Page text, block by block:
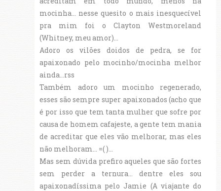
mocinha... nesse quesito o mais inesquecível
pra mim foi o Clayton Westmoreland
(Whitney, meu amor)...
Adoro os vilões doidos de pedra, se for
apaixonado pelo mocinho/mocinha melhor
ainda...rss
Também adoro um mocinho regenerado,
esses são sempre super apaixonados (acho que
é por isso que tem tanta mulher que sofre por
causa de homem cafajeste, a gente tem mania
de acreditar que eles vão melhorar, mas eles
não melhoram... =( )...
Mas sem dúvida prefiro aqueles que são fortes
sem perder a ternura... dentre eles sou
apaixonadíssima pelo Jamie (A viajante do